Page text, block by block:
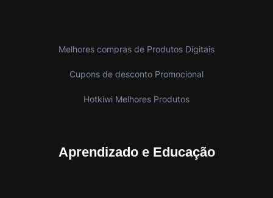
Melhores compras de Produtos Digitais
Cupons de desconto Promocional
Hotkiwi Melhores Produtos
Aprendizado e Educação